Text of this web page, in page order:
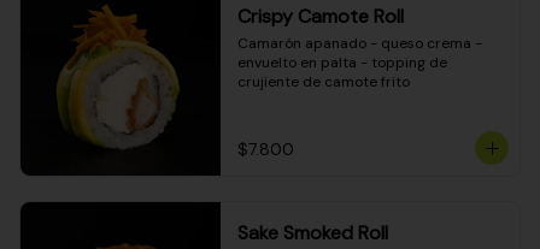
Crispy Camote Roll
Camarón apanado - queso crema -
envuelto en palta - topping de
crujiente de camote frito
$7.800
Sake Smoked Roll